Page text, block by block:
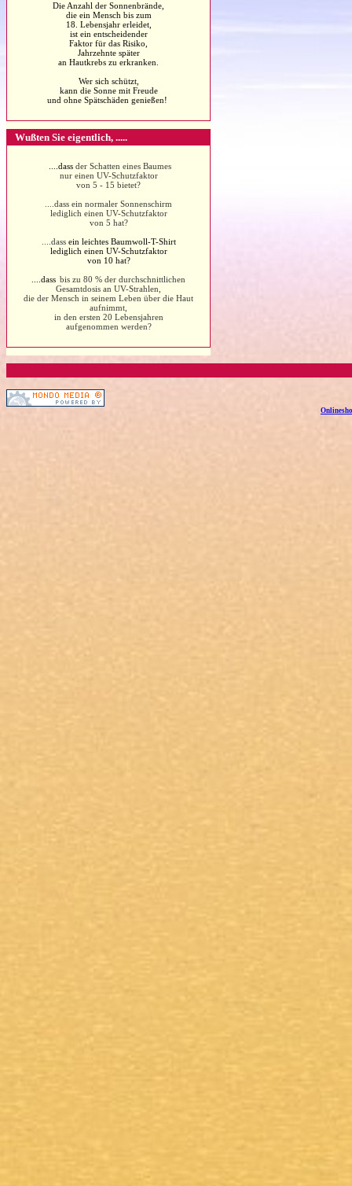
Die Anzahl der Sonnenbrände,
die ein Mensch bis zum
18. Lebensjahr erleidet,
ist ein entscheidender
Faktor für das Risiko,
Jahrzehnte später
an Hautkrebs zu erkranken.
Wer sich schützt,
kann die Sonne mit Freude
und ohne Spätschäden genießen!
Wußten Sie eigentlich, .....
....dass der Schatten eines Baumes
nur einen UV-Schutzfaktor
von 5 - 15 bietet?
....dass ein normaler Sonnenschirm
lediglich einen UV-Schutzfaktor
von 5 hat?
....dass ein leichtes Baumwoll-T-Shirt
lediglich einen UV-Schutzfaktor
von 10 hat?
....dass bis zu 80 % der durchschnittlichen
Gesamtdosis an UV-Strahlen,
die der Mensch in seinem Leben über die Haut
aufnimmt,
in den ersten 20 Lebensjahren
aufgenommen werden?